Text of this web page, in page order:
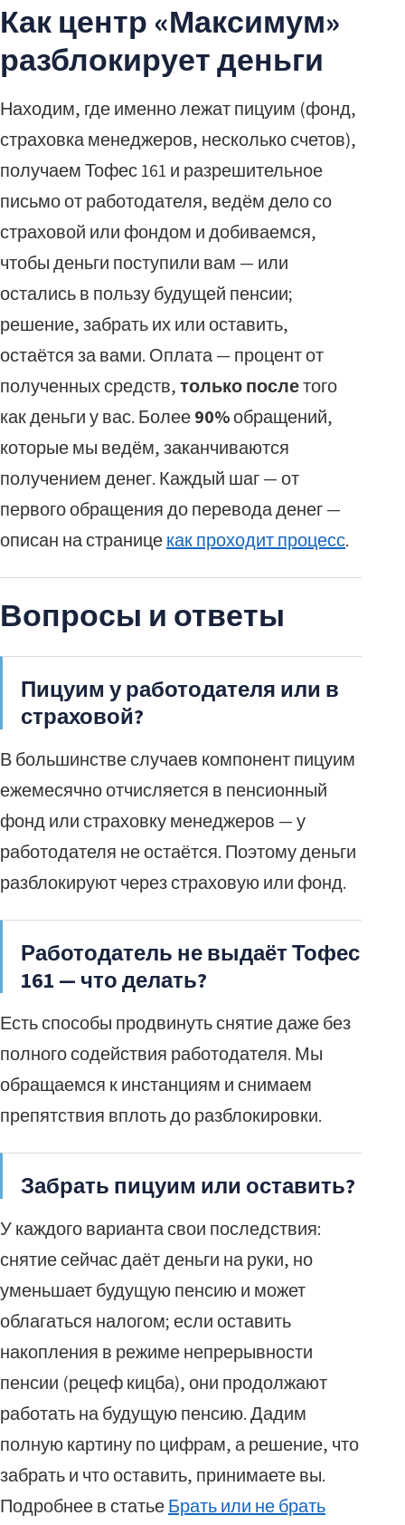
Как центр «Максимум»
разблокирует деньги
Находим, где именно лежат пицуим (фонд,
страховка менеджеров, несколько счетов),
получаем Тофес 161 и разрешительное
письмо от работодателя, ведём дело со
страховой или фондом и добиваемся,
чтобы деньги поступили вам — или
остались в пользу будущей пенсии;
решение, забрать их или оставить,
остаётся за вами. Оплата — процент от
полученных средств,только послетого
как деньги у вас. Более90%обращений,
которые мы ведём, заканчиваются
получением денег. Каждый шаг — от
первого обращения до перевода денег —
описан на страницекак проходит процесс.
Вопросы и ответы
Пицуим у работодателя или в
страховой?
В большинстве случаев компонент пицуим
ежемесячно отчисляется в пенсионный
фонд или страховку менеджеров — у
работодателя не остаётся. Поэтому деньги
разблокируют через страховую или фонд.
Работодатель не выдаёт Тофес
161 — что делать?
Есть способы продвинуть снятие даже без
полного содействия работодателя. Мы
обращаемся к инстанциям и снимаем
препятствия вплоть до разблокировки.
Забрать пицуим или оставить?
У каждого варианта свои последствия:
снятие сейчас даёт деньги на руки, но
уменьшает будущую пенсию и может
облагаться налогом; если оставить
накопления в режиме непрерывности
пенсии (рецеф кицба), они продолжают
работать на будущую пенсию. Дадим
полную картину по цифрам, а решение, что
забрать и что оставить, принимаете вы.
Подробнее в статьеБрать или не брать